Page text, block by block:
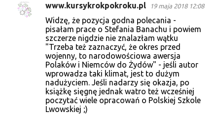
www.kursykrokpokroku.pl 19 maja 2018 12:08
Widzę, że pozycja godna polecania -
pisałam prace o Stefania Banachu i powiem
szczerze nigdzie nie znalazłam wątku
"Trzeba też zaznaczyć, że okres przed
wojenny, to narodowościowa awersja
Polaków i Niemców do Żydów" - jeśli autor
wprowadza taki klimat, jest to dużym
nadużyciem. Jeśli nadarzy się okazja, po
książkę sięgnę jednak watro też wcześniej
poczytać wiele opracowań o Polskiej Szkole
Lwowskiej ;)